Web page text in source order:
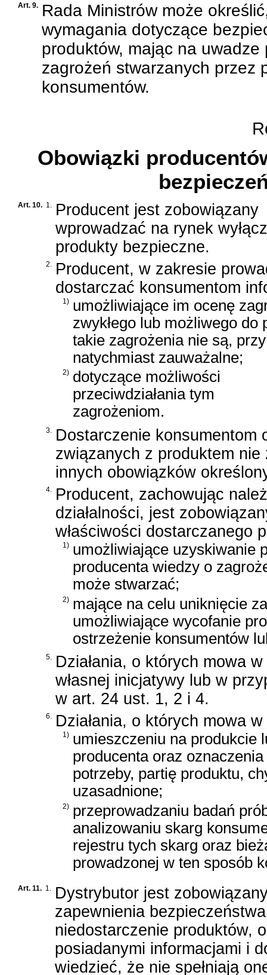
Art. 9. Rada Ministrów może
wymagania dotyczące
produktów, mając na
zagrożeń stwarzanych przez
konsumentów.
Obowiązki
Art. 10. 1. Producent jest zobowiązany
wprowadzać na rynek
produkty bezpieczne.
2. Producent, w zakresie
dostarczać konsumentom
1) umożliwiające im ocenę
zwykłego lub możliwego
takie zagrożenia nie są,
natychmiast zauważalne;
2) dotyczące możliwości
przeciwdziałania tym
zagrożeniom.
3. Dostarczenie konsumentom
związanych z produktem
innych obowiązków
4. Producent, zachowując
działalności, jest
właściwości dostarczanego
1) umożliwiające uzyskiwanie
producenta wiedzy o
może stwarzać;
2) mające na celu uniknięcie
umożliwiające wycofanie
ostrzeżenie konsumentów
5. Działania, o których mowa
własnej inicjatywy lub w
w art. 24 ust. 1, 2 i 4.
6. Działania, o których mowa
1) umieszczeniu na produkcie
producenta oraz
potrzeby, partię produktu,
uzasadnione;
2) przeprowadzaniu badań
analizowaniu skarg
rejestru tych skarg oraz
prowadzonej w ten sposób
Art. 11. 1. Dystrybutor jest
zapewnienia
niedostarczenie produktów,
posiadanymi informacjami i
wiedzieć, że nie spełniają